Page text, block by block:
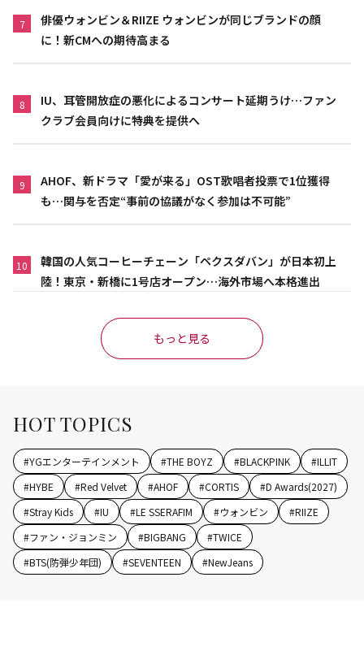
7
俳優ウォンビン＆RIIZE ウォンビンが同じブランドの顔
に！新CMへの期待高まる
8
IU、耳管開放症の悪化によるコンサート延期うけ…ファン
クラブ会員向けに特典を提供へ
9
AHOF、新ドラマ「愛が来る」OST歌唱者投票で1位獲得
も…関与を否定“事前の協議がなく参加は不可能”
10
韓国の人気コーヒーチェーン「ペクスダバン」が日本初上
陸！東京・新橋に1号店オープン…海外市場へ本格進出
もっと見る
HOT TOPICS
#YGエンターテインメント #THE BOYZ #BLACKPINK #ILLIT
#HYBE #Red Velvet #AHOF #CORTIS #D Awards(2027)
#Stray Kids #IU #LE SSERAFIM #ウォンビン #RIIZE
#ファン・ジョンミン #BIGBANG #TWICE
#BTS(防弾少年団) #SEVENTEEN #NewJeans